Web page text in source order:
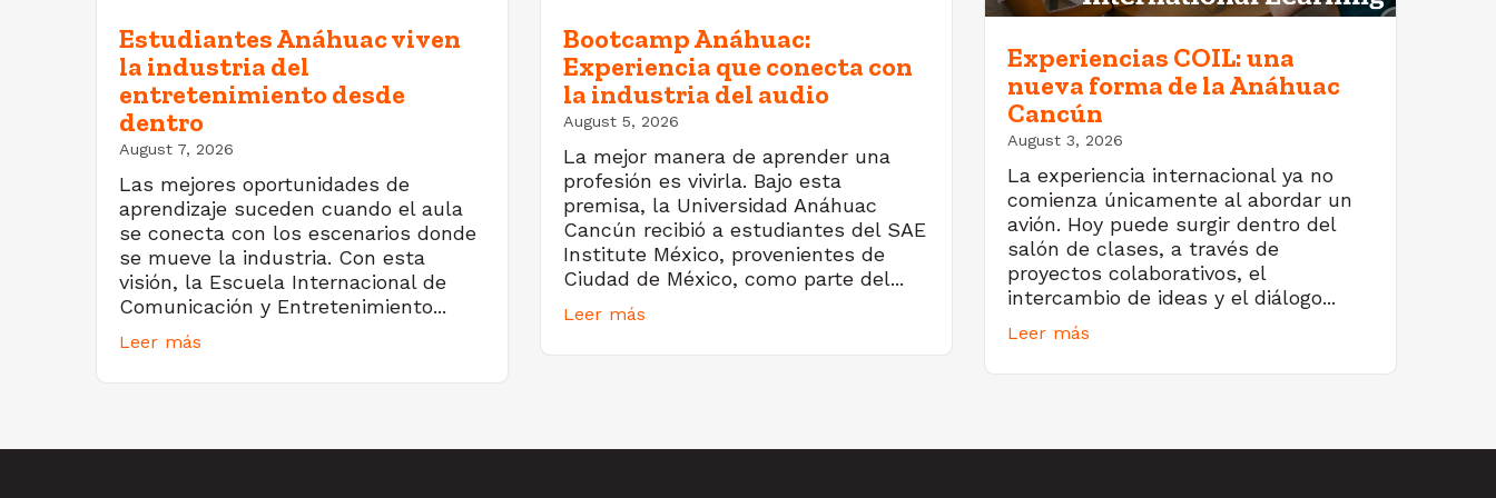
Estudiantes Anáhuac viven
la industria del
entretenimiento desde
dentro
August 7, 2026
Las mejores oportunidades de
aprendizaje suceden cuando el aula
se conecta con los escenarios donde
se mueve la industria. Con esta
visión, la Escuela Internacional de
Comunicación y Entretenimiento...
Leer más
Bootcamp Anáhuac:
Experiencia que conecta con
la industria del audio
August 5, 2026
La mejor manera de aprender una
profesión es vivirla. Bajo esta
premisa, la Universidad Anáhuac
Cancún recibió a estudiantes del SAE
Institute México, provenientes de
Ciudad de México, como parte del...
Leer más
Experiencias COIL: una
nueva forma de la Anáhuac
Cancún
August 3, 2026
La experiencia internacional ya no
comienza únicamente al abordar un
avión. Hoy puede surgir dentro del
salón de clases, a través de
proyectos colaborativos, el
intercambio de ideas y el diálogo...
Leer más